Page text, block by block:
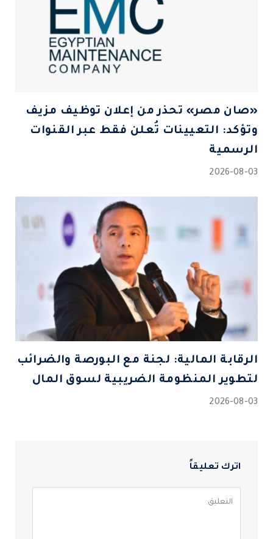
«صان مصر» تحذر من إعلان توظيف مزيف
وتؤكد: التعيينات تُعلن فقط عبر القنوات
الرسمية
2026-08-03
الرقابة المالية: لجنة مع البورصة والضرائب
لتطوير المنظومة الضريبية لسوق المال
2026-08-03
اترك تعليقاً